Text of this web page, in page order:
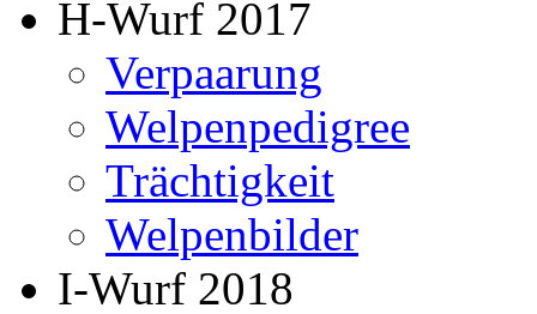
H-Wurf 2017
Verpaarung
Welpenpedigree
Trächtigkeit
Welpenbilder
I-Wurf 2018